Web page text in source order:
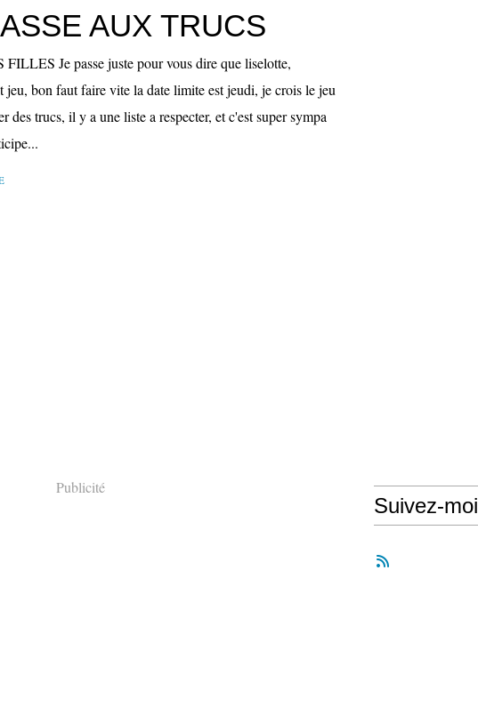
AUX TRUCS
Je passe juste pour vous dire que liselotte,
jeu, bon faut faire vite la date limite est jeudi, je crois le jeu
des trucs, il y a une liste a respecter, et c'est super sympa
Publicité
Suivez-moi